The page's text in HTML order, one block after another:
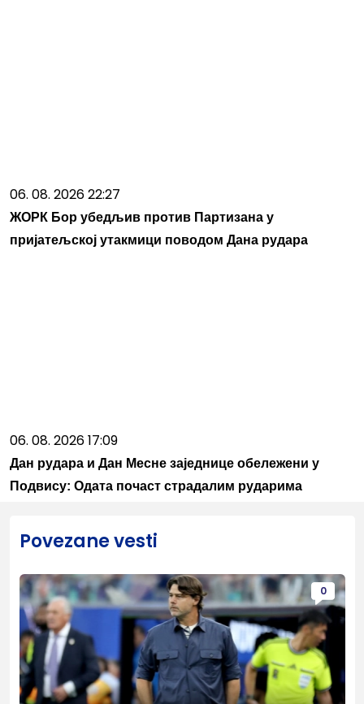
06. 08. 2026 22:27
ЖОРК Бор убедљив против Партизана у
пријатељској утакмици поводом Дана рудара
06. 08. 2026 17:09
Дан рудара и Дан Месне заједнице обележени у
Подвису: Одата почаст страдалим рударима
Povezane vesti
0